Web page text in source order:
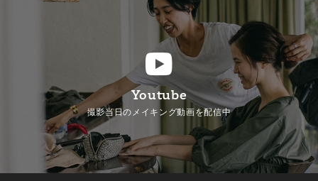
Youtube
撮影当日のメイキング動画を配信中